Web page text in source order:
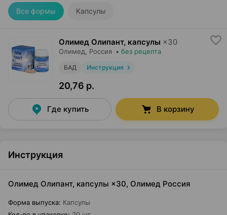
Все формы Капсулы
Олимед Олипант, капсулы ×30
Олимед , Россия • без рецепта
БАД Инструкция
20,76 р.
Где купить В корзину
Инструкция
Олимед Олипант, капсулы ×30, Олимед Россия
Форма выпуска: Капсулы